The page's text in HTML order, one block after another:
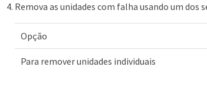
Remova as unidades com falha usando um dos
Opção
Para remover unidades individuais